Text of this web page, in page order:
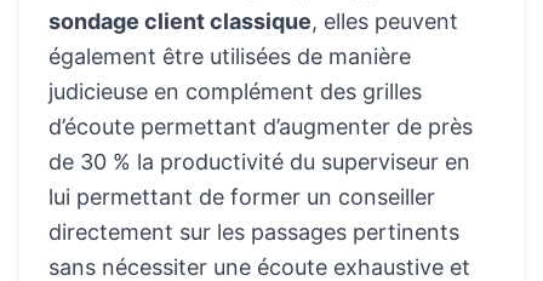
sondage client classique, elles peuvent
également être utilisées de manière
judicieuse en complément des grilles
d’écoute permettant d’augmenter de près
de 30 % la productivité du superviseur en
lui permettant de former un conseiller
directement sur les passages pertinents
sans nécessiter une écoute exhaustive et